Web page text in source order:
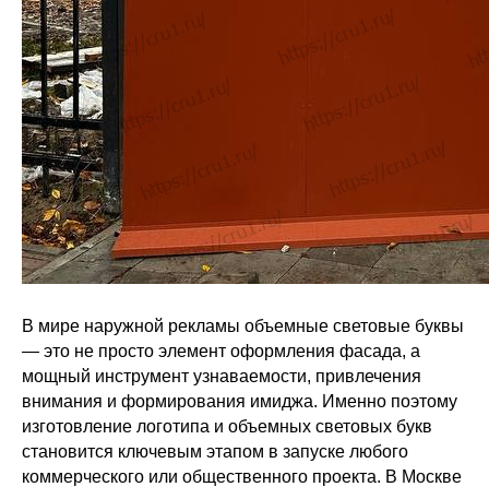
В мире наружной рекламы объемные световые буквы
— это не просто элемент оформления фасада, а
мощный инструмент узнаваемости, привлечения
внимания и формирования имиджа. Именно поэтому
изготовление логотипа и объемных световых букв
становится ключевым этапом в запуске любого
коммерческого или общественного проекта. В Москве